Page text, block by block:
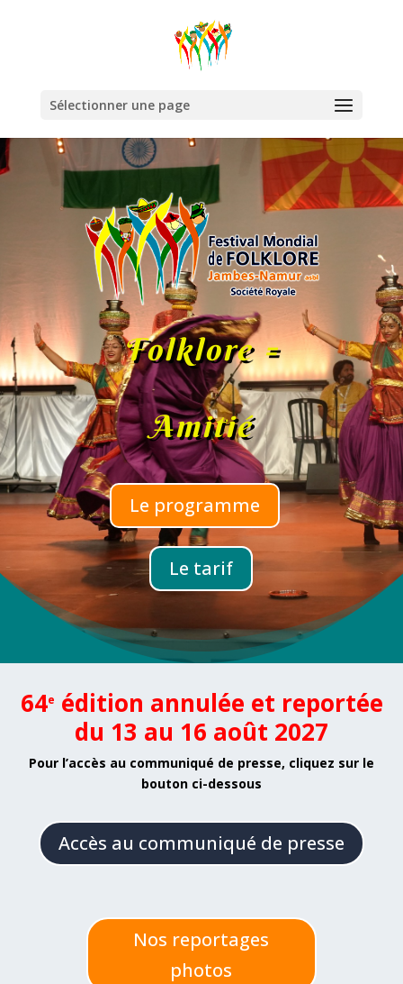
Sélectionner une page
Folklore =
Amitié
Le programme
Le tarif
64e édition annulée et reportée
du 13 au 16 août 2027
Pour l’accès au communiqué de presse, cliquez sur le
bouton ci-dessous
Accès au communiqué de presse
Nos reportages
photos